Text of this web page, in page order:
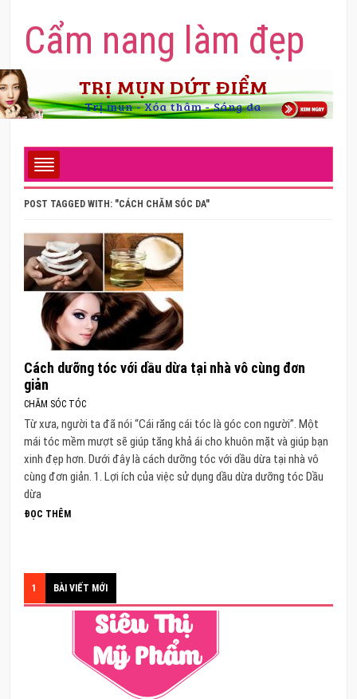
Cẩm nang làm đẹp
POST TAGGED WITH: "CÁCH CHĂM SÓC DA"
Cách dưỡng tóc với dầu dừa tại nhà vô cùng đơn
giản
CHĂM SÓC TÓC
Từ xưa, người ta đã nói “Cái răng cái tóc là góc con người”. Một
mái tóc mềm mượt sẽ giúp tăng khả ái cho khuôn mặt và giúp bạn
xinh đẹp hơn. Dưới đây là cách dưỡng tóc với dầu dừa tại nhà vô
cùng đơn giản. 1. Lợi ích của việc sử dụng dầu dừa dưỡng tóc Dầu
dừa
ĐỌC THÊM
1 BÀI VIẾT MỚI